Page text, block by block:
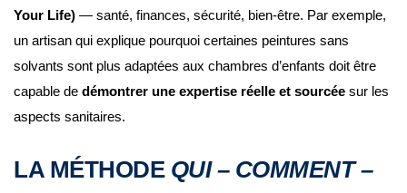
Your Life) — santé, finances, sécurité, bien-être. Par exemple,
un artisan qui explique pourquoi certaines peintures sans
solvants sont plus adaptées aux chambres d’enfants doit être
capable de démontrer une expertise réelle et sourcée sur les
aspects sanitaires.
LA MÉTHODE QUI – COMMENT –